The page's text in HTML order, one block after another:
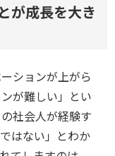
が成長を大き
ションが上がら
が難しい」とい
社会人が経験す
はない」とわか